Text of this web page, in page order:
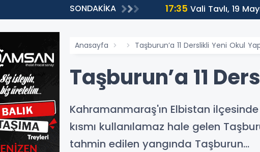
SONDAKİKA 17:35 Vali Tavlı, 19
Anasayfa Taşburun’a 11 Derslikli Yeni Okul
Taşburun’a 11
Kahramanmaraş'ın Elbistan
kısmı kullanılamaz hale gelen
tahmin edilen yangında Taşburun...